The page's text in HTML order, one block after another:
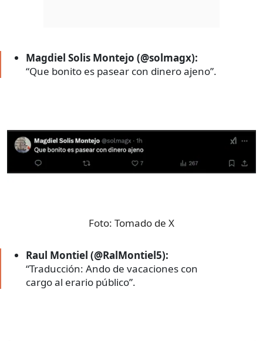
Magdiel Solis Montejo (@solmagx):
“Que bonito es pasear con dinero ajeno”.
Foto: Tomado de X
Raul Montiel (@RalMontiel5):
“Traducción: Ando de vacaciones con
cargo al erario público”.